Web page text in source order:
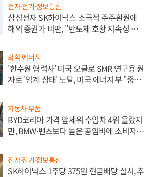
전자·전기·정보통신
삼성전자 SK하이닉스 소극적 주주환원에
해외 증권가 비판, "반도체 호황 지속성 의
화학·에너지
'한수원 협력사' 미국 오클로 SMR 연구용 원
자로 '임계 상태' 도달, 미국 에너지부 "중요
자동차·부품
BYD코리아 가격 앞세워 수입차 4위 올랐지
만, BMW·벤츠보다 높은 공임비에 소비자
전자·전기·정보통신
SK하이닉스 1주당 375원 현금배당 실시, 추